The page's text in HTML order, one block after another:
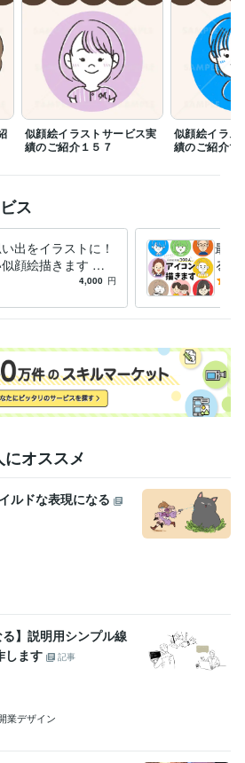
ブツール
年Adobe Illustrator:8年
ibisPaint:4年Adobe Premiere Pro:2年
グ用のイラストアイコン、ロゴ
ブログ記
の挿絵
バナー・ヘッダー制作
子育て 教育 カフェ ゆるい イラスト
似顔絵イラストサービス実
績のご紹介１５７
似顔絵イラス
績のご紹介
ス
出をイラストに！
顔絵描きます お
ゼントも！思い出
4,000 円
最短
るゆ
顔絵
オススメ
ルドな表現になる
る】説明用シンプル線
します
記事
業デザイン